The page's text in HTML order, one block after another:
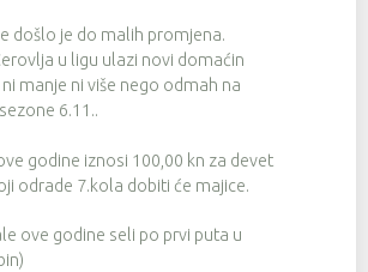
došlo je do malih promjena.
u ligu ulazi novi domaćin
manje ni više nego odmah na
6.11..
godine iznosi 100,00 kn za devet
odrade 7.kola dobiti će majice.
ove godine seli po prvi puta u